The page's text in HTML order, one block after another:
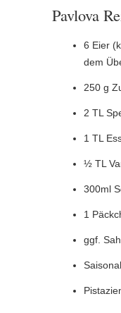
Pavlova
6 Eier
dem
250 g
2 TL
1 TL
½ TL
300ml
1
ggf.